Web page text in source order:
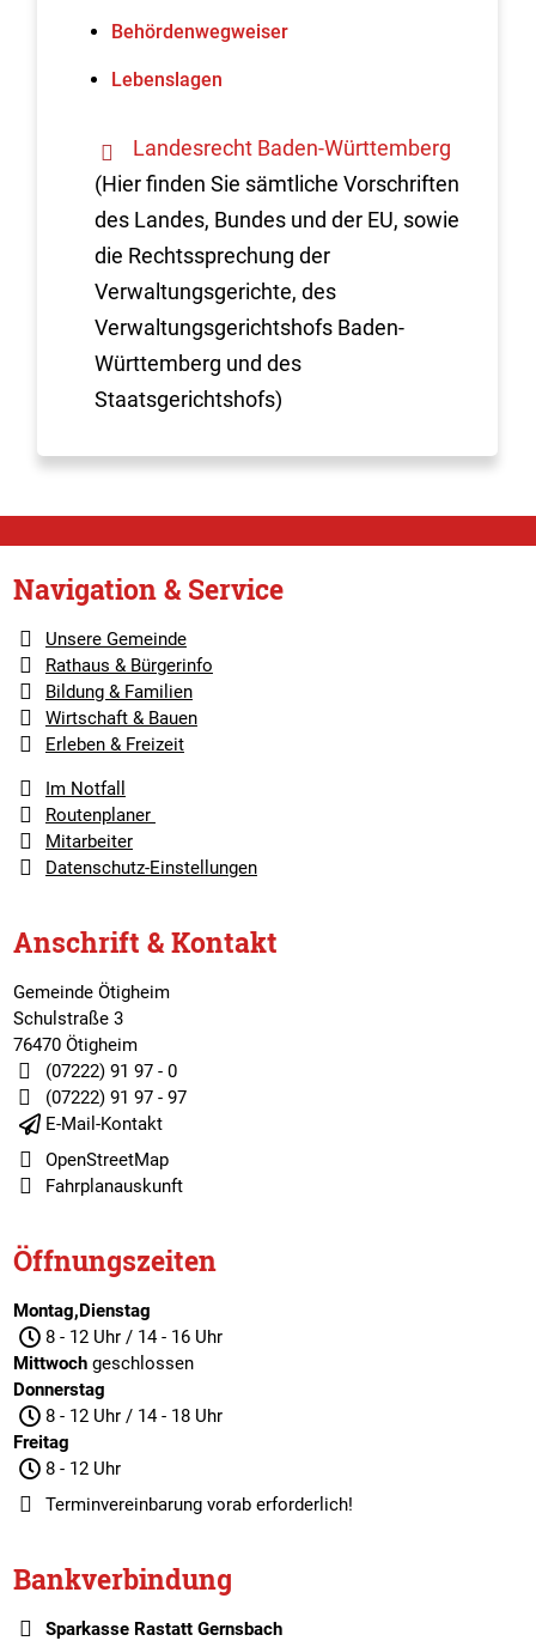
Behördenwegweiser
Lebenslagen
Landesrecht Baden-Württemberg
(Hier finden Sie sämtliche Vorschriften
des Landes, Bundes und der EU, sowie
die Rechtssprechung der
Verwaltungsgerichte, des
Verwaltungsgerichtshofs Baden-
Württemberg und des
Staatsgerichtshofs)
Navigation & Service
Unsere Gemeinde
Rathaus & Bürgerinfo
Bildung & Familien
Wirtschaft & Bauen
Erleben & Freizeit
Im Notfall
Routenplaner
Mitarbeiter
Datenschutz-Einstellungen
Anschrift & Kontakt
Gemeinde Ötigheim
Schulstraße 3
76470 Ötigheim
(07222) 91 97 - 0
(07222) 91 97 - 97
E-Mail-Kontakt
OpenStreetMap
Fahrplanauskunft
Öffnungszeiten
Montag,Dienstag
8 - 12 Uhr / 14 - 16 Uhr
Mittwochgeschlossen
Donnerstag
8 - 12 Uhr / 14 - 18 Uhr
Freitag
8 - 12 Uhr
Terminvereinbarungvorab erforderlich!
Bankverbindung
Sparkasse Rastatt Gernsbach